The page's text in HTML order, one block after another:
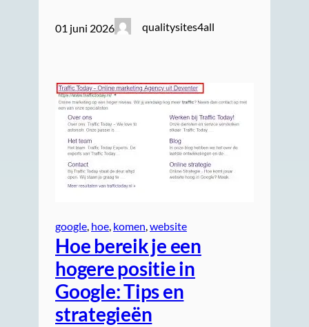
01 juni 2026 qualitysites4all
google, hoe, komen, website
Hoe bereik je een
hogere positie in
Google: Tips en
strategieën